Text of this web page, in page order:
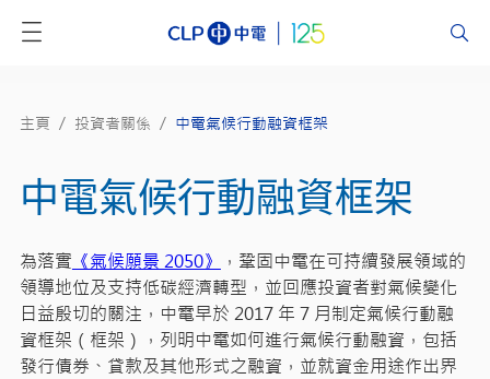
主頁 / 投資者關係 / 中電氣候行動融資框架
中電氣候行動融資框架
為落實 《氣候願景 2050》
，鞏固中電在可持續發展領域的
領導地位及支持低碳經濟轉型，並回應投資者對氣候變化
日益殷切的關注，中電早於 2017 年 7 月制定氣候行動融
資框架（框架），列明中電如何進行氣候行動融資，包括
發行債券、貸款及其他形式之融資，並就資金用途作出界